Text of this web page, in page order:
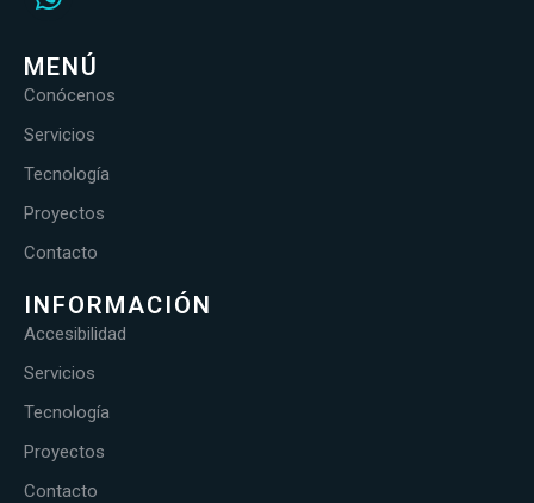
MENÚ
Conócenos
Servicios
Tecnología
Proyectos
Contacto
INFORMACIÓN
Accesibilidad
Servicios
Tecnología
Proyectos
Contacto